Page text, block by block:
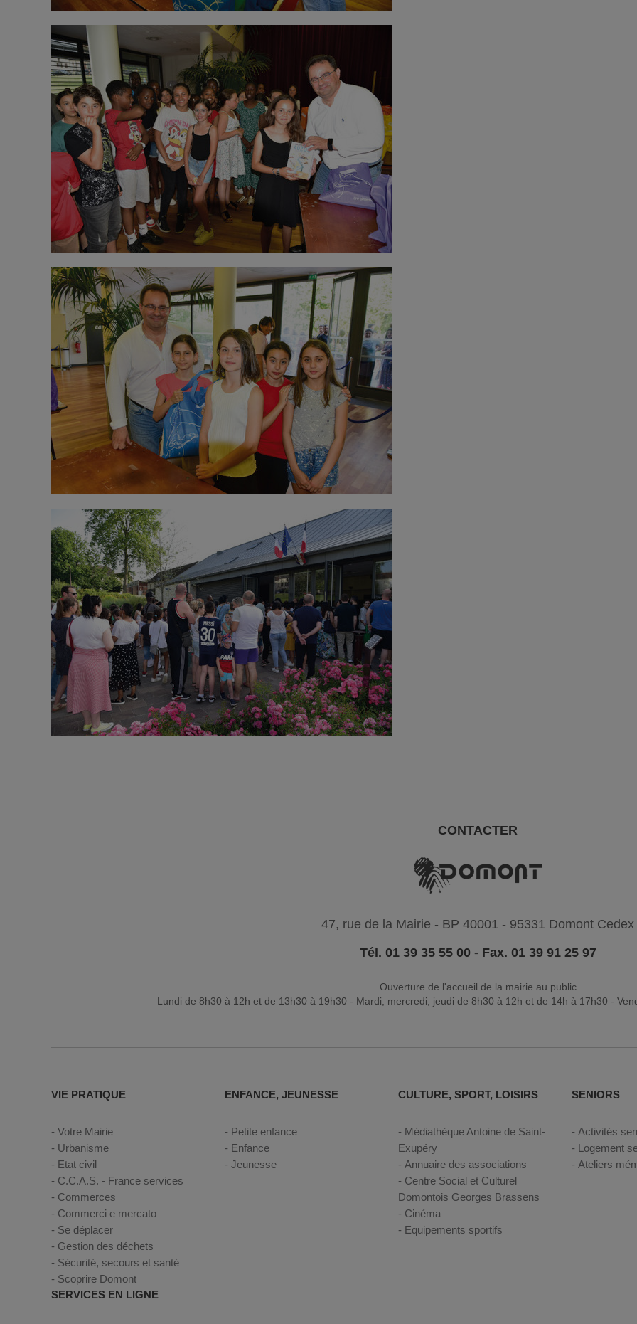
CONTACTER
47, rue de la Mairie - BP 40001 - 95331 Domont Cedex
Tél. 01 39 35 55 00 - Fax. 01 39 91 25 97
Ouverture de l'accueil de la mairie au public
Lundi de 8h30 à 12h et de 13h30 à 19h30 - Mardi, mercredi, jeudi de 8h30 à 12h et de 14h à 17h30 -
VIE PRATIQUE
Votre Mairie
Urbanisme
Etat civil
C.C.A.S. - France services
Commerces
Commerci e mercato
Se déplacer
Gestion des déchets
Sécurité, secours et santé
Scoprire Domont
ENFANCE, JEUNESSE
Petite enfance
Enfance
Jeunesse
CULTURE, SPORT, LOISIRS
Médiathèque Antoine de Saint-
Exupéry
Annuaire des associations
Centre Social et Culturel
Domontois Georges Brassens
Cinéma
Equipements sportifs
SENIORS
Activités
Logement
Ateliers
SERVICES EN LIGNE